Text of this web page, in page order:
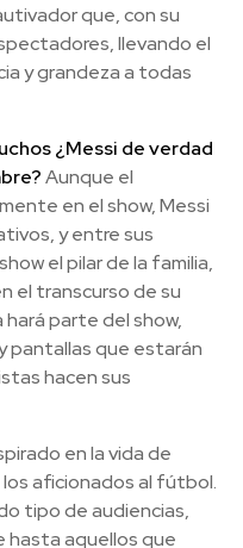
que, con su
llevando el
y grandeza a todas
¿Messi de verdad
Aunque el
en el show, Messi
y entre sus
el pilar de la familia,
el transcurso de su
parte del show,
pantallas que estarán
hacen sus
en la vida de
los aficionados al fútbol.
tipo de audiencias,
aquellos que